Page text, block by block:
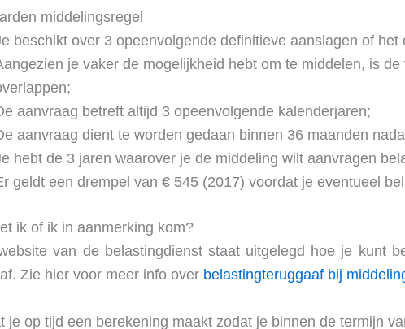
middelingsregel
beschikt over 3 opeenvolgende definitieve aanslagen of
je vaker de mogelijkheid hebt om te middelen, is
aanvraag betreft altijd 3 opeenvolgende kalenderjaren;
aanvraag dient te worden gedaan binnen 36 maanden
hebt de 3 jaren waarover je de middeling wilt aanvragen
geldt een drempel van € 545 (2017) voordat je eventueel
ik of ik in aanmerking kom?
van de belastingdienst staat uitgelegd hoe je kunt
Zie hier voor meer info over belastingteruggaaf bij
je op tijd een berekening maakt zodat je binnen de termijn